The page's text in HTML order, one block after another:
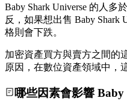
Baby Shark Universe 的人多
反，如果想出售 Baby Shark
格則會下跌。
加密資產買方與賣方之間的
原因，在數位資產領域中，
哪些因素會影響